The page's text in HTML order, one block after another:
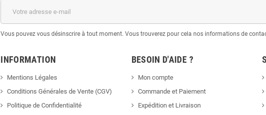
Vous pouvez vous désinscrire à tout moment. Vous trouverez pour cela nos informations de
INFORMATION
Mentions Légales
Conditions Générales de Vente (CGV)
Politique de Confidentialité
BESOIN D'AIDE ?
Mon compte
Commande et Paiement
Expédition et Livraison